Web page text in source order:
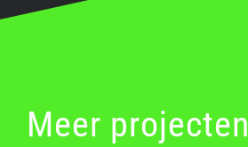
Meer projecten